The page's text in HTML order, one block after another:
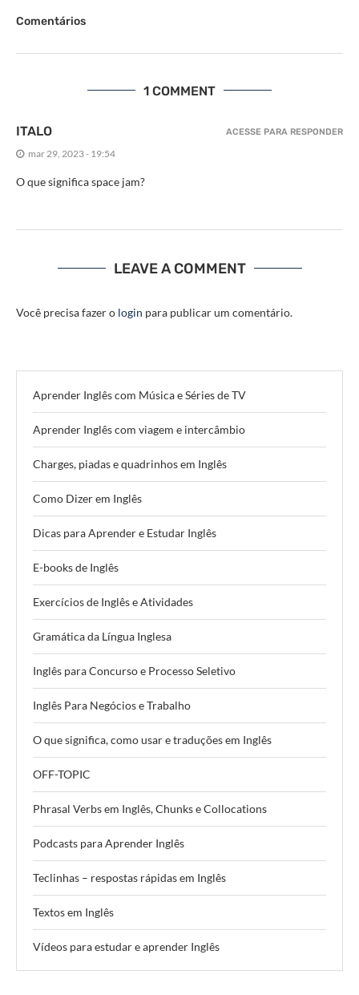
Comentários
1 COMMENT
ITALO
mar 29, 2023 - 19:54
O que significa space jam?
ACESSE PARA RESPONDER
LEAVE A COMMENT
Você precisa fazer o login para publicar um comentário.
Aprender Inglês com Música e Séries de TV
Aprender Inglês com viagem e intercâmbio
Charges, piadas e quadrinhos em Inglês
Como Dizer em Inglês
Dicas para Aprender e Estudar Inglês
E-books de Inglês
Exercícios de Inglês e Atividades
Gramática da Língua Inglesa
Inglês para Concurso e Processo Seletivo
Inglês Para Negócios e Trabalho
O que significa, como usar e traduções em Inglês
OFF-TOPIC
Phrasal Verbs em Inglês, Chunks e Collocations
Podcasts para Aprender Inglês
Teclinhas – respostas rápidas em Inglês
Textos em Inglês
Vídeos para estudar e aprender Inglês